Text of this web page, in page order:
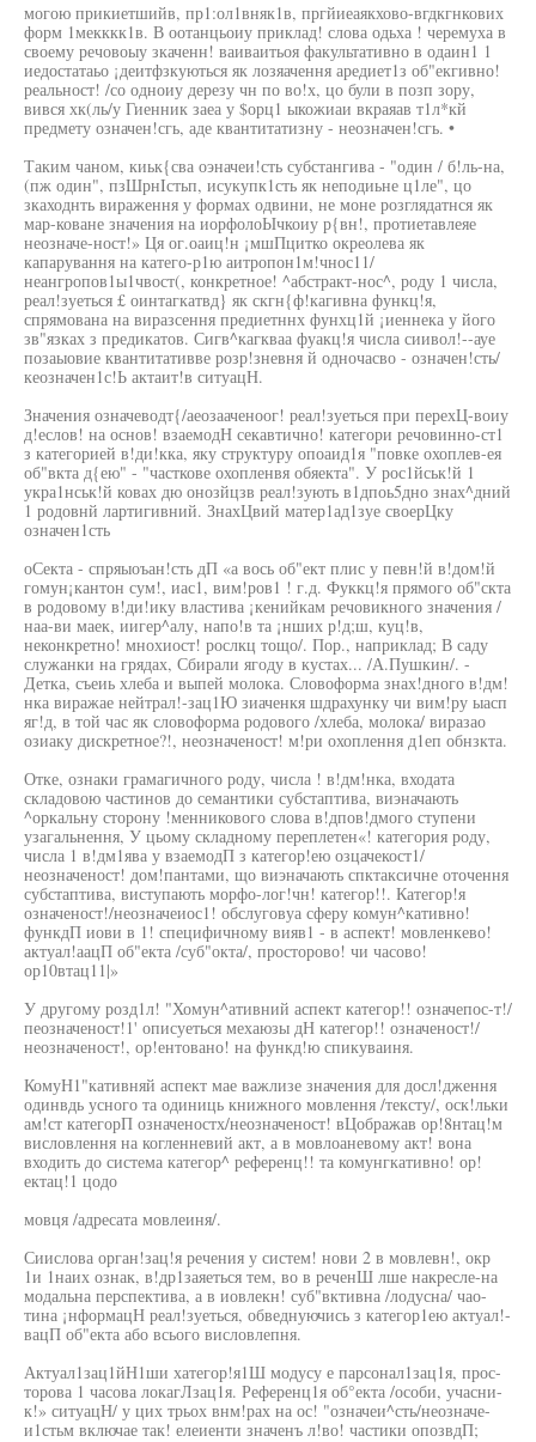
могою прикиетшийв, пр1:ол1вняк1в, пргйиеаякхово-вгдкгнкових
форм 1мекккк1в. В оотанцьоиу приклад! слова одьха ! черемуха в
своему речовоыу зкаченн! ваиваитьоя факультативно в одаин1 1
иедостатаьо ¡деитфзкуються як лозяачення аредиет1з об"екгивно!
реальност! /со одноиу дерезу чн по во!х, цо були в позп зору,
вився хк(ль/у Гиенник заеа у $орц1 ыкожиаи вкраяав т1л*кй
предмету означен!сгь, аде квантитатизну - неозначен!сгь. •
Таким чаном, киьк{сва оэначеи!сть субстангива - "один / б!ль-на,
(пж один", пзШрнIстьп, исукупк1сть як неподиьне ц1ле", цо
зкаходнть вираження у формах одвини, не моне розглядатнся як
мар-коване значения на иорфолоЫчкоиу р{вн!, протиетавлеяе
неозначе-ност!» Ця ог.оаиц!н ¡мшПцитко окреолева як
капарування на катего-р1ю аитропон1м!чнос11/
неангропов1ы1чвост(, конкретное! ^абстракт-нос^, роду 1 числа,
реал!зуеться £ оинтагкатвд} як скгн{ф!кагивна функц!я,
спрямована на виразсення предиетннх фунхц1й ¡иеннека у його
зв"язках з предикатов. Сигв^кагкваа фуакц!я числа сиивол!--ауе
позаыовие квантитативве розр!зневня й одночасво - означен!сть/
кеозначен1с!Ь актаит!в ситуацН.
Значения означеводт{/аеозааченоог! реал!зуеться при перехЦ-воиу
д!еслов! на основ! взаемодН секавтично! категори речовинно-ст1
з категорией в!ди!кка, яку структуру опоаид1я "повке охоплев-ея
об"вкта д{ею" - "часткове охопленвя обяекта". У рос1йськ!й 1
укра1нськ!й ковах дю онозйцзв реал!зують в1дпоь5дно знах^дний
1 родовнй лартигивний. ЗнахЦвий матер1ад1зуе своерЦку
означен1сть
оСекта - спряыоъан!сть дП «а вось об"ект плис у певн!й в!дом!й
гомун¡кантон сум!, иас1, вим!ров1 ! г.д. Фуккц!я прямого об"скта
в родовому в!ди!ику властива ¡кенийкам речовикного значения /
наа-ви маек, иигер^алу, напо!в та ¡нших р!д;ш, куц!в,
неконкретно! мнохиост! рослкц тощо/. Пор., наприклад; В саду
служанки на грядах, Сбирали ягоду в кустах... /А.Пушкин/. -
Детка, съеиь хлеба и выпей молока. Словоформа знах!дного в!дм!
нка виражае нейтрал!-зац1Ю зиаченкя шдрахунку чи вим!ру ыасп
яг!д, в той час як словоформа родового /хлеба, молока/ виразао
озиаку дискретное?!, неозначеност! м!ри охоплення д1еп обнзкта.
Отке, ознаки грамагичного роду, числа ! в!дм!нка, входата
складовою частинов до семантики субстаптива, виэначають
^оркальну сторону !менникового слова в!дпов!дмого ступени
узагальнення, У цьому складному переплетен«! категория роду,
числа 1 в!дм1ява у взаемодП з категор!ею озцачекост1/
неозначеност! дом!пантами, що виэначають спктаксичне оточення
субстаптива, виступають морфо-лог!чн! категор!!. Категор!я
означеност!/неозначеиос1! обслуговуа сферу комун^кативно!
функдП иови в 1! специфичному вияв1 - в аспект! мовленкево!
актуал!аацП об"екта /суб"окта/, просторово! чи часово!
ор10втац11|»
У другому розд1л! "Хомун^ативний аспект категор!! означепос-т!/
пеозначеност!1' описуеться мехаюзы дН категор!! означеност!/
неозначеност!, ор!ентовано! на функд!ю спикуваиня.
КомуН1"кативняй аспект мае важлизе значения для досл!дження
одинвдь усного та одиниць книжного мовлення /тексту/, оск!льки
ам!ст категорП означеностх/неозначеност! вЦображав ор!8нтац!м
висловлення на когленневий акт, а в мовлоаневому акт! вона
входить до система категор^ референц!! та комунгкативно! ор!
ектац!1 цодо
мовця /адресата мовлеиня/.
Сиислова орган!зац!я речения у систем! нови 2 в мовлевн!, окр
1и 1наих ознак, в!др1заяеться тем, во в реченШ лше накресле-на
модальна перспектива, а в иовлекн! суб"вктивна /лодусна/ чао-
тина ¡нформацН реал!зуеться, обведнуючись з категор1ею актуал!-
вацП об"екта або всього висловлепня.
Актуал1зац1йН1ши хатегор!я1Ш модусу е парсонал1зац1я, прос-
торова 1 часова локагЛзац1я. Референц1я об°екта /особи, учасни-
к!» ситуацН/ у цих трьох внм!рах на ос! "означеи^сть/неозначе-
и1стьм включае так! елеиенти значенъ л!во! частики опозвдП;